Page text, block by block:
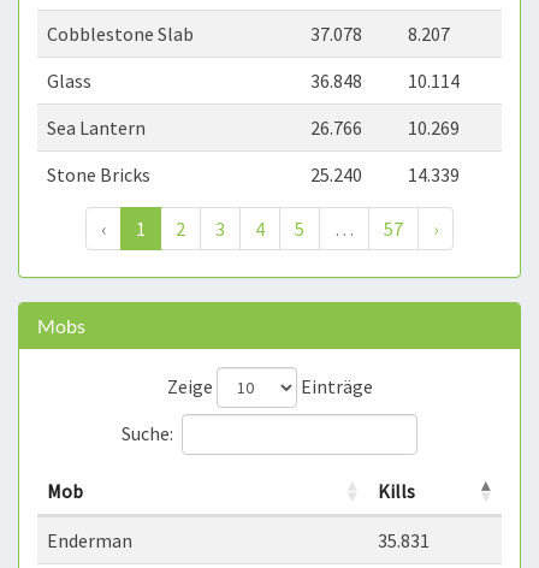
Cobblestone Slab
37.078
8.207
Glass
36.848
10.114
Sea Lantern
26.766
10.269
Stone Bricks
25.240 14.339
‹ 1 2 3 4 5 … 57 ›
Mobs
Zeige
Einträge
Suche:
Mob Kills
Enderman
35.831